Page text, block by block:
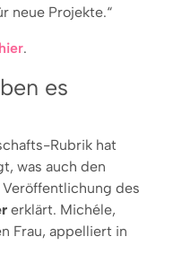
neue Projekte.“
hier.
es
Rubrik hat
was auch den
des
erklärt. Michéle,
Frau, appelliert in